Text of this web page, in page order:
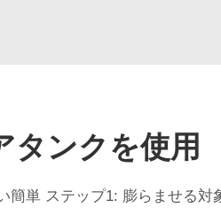
タンクを使用
簡単 ステップ1: 膨らませる対